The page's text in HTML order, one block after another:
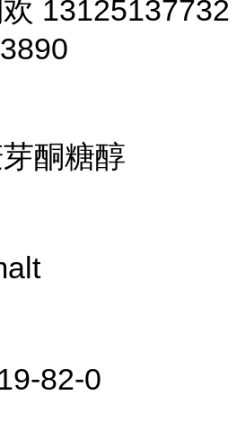
13125137732
酮糖醇
82-0